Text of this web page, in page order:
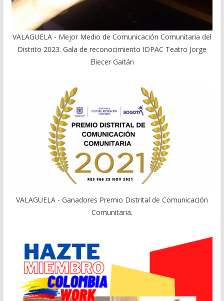
VALAGUELA - Mejor Medio de Comunicación Comunitaria del
Distrito 2023. Gala de reconocimiento IDPAC Teatro Jorge
Eliecer Gaitán
VALAGUELA - Ganadores Premio Distrital de Comunicación
Comunitaria.